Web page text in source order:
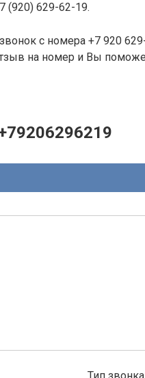
(920) 629-62-19.
с номера +7 920
на номер и Вы